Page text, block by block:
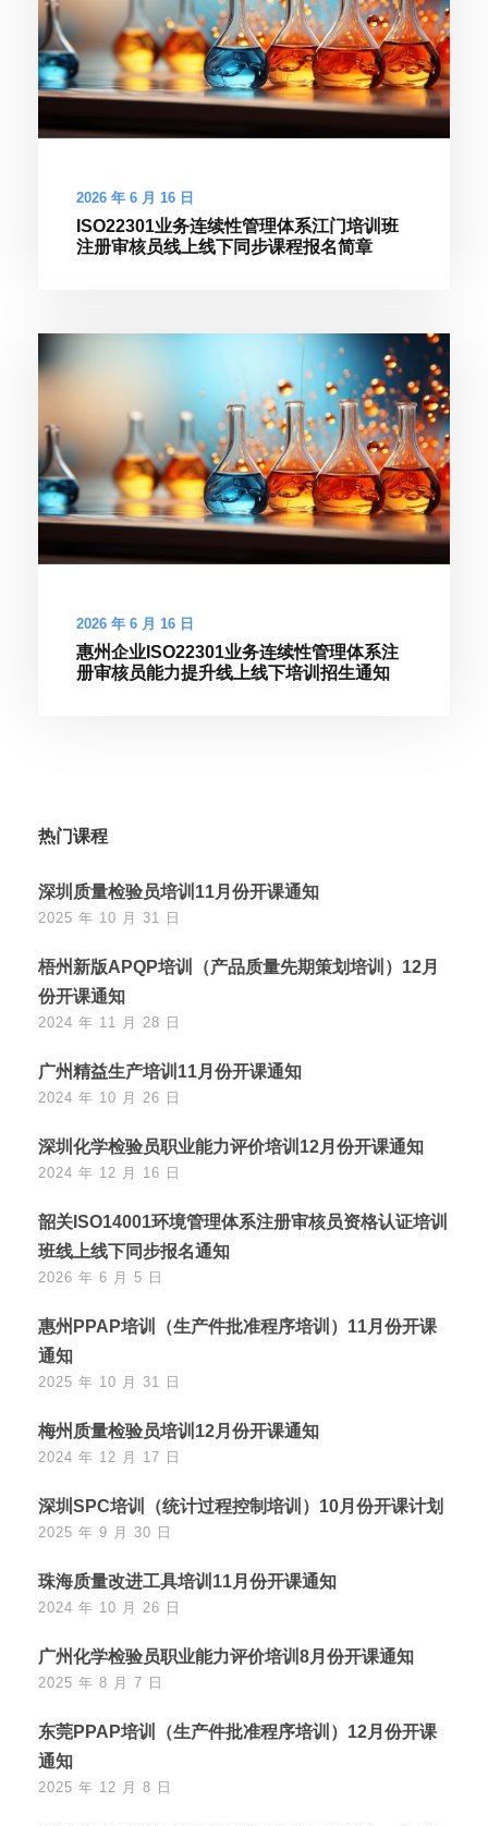
2026 年 6 月 16 日
ISO22301业务连续性管理体系江门培训班
注册审核员线上线下同步课程报名简章
2026 年 6 月 16 日
惠州企业ISO22301业务连续性管理体系注
册审核员能力提升线上线下培训招生通知
热门课程
深圳质量检验员培训11月份开课通知
2025 年 10 月 31 日
梧州新版APQP培训（产品质量先期策划培训）12月
份开课通知
2024 年 11 月 28 日
广州精益生产培训11月份开课通知
2024 年 10 月 26 日
深圳化学检验员职业能力评价培训12月份开课通知
2024 年 12 月 16 日
韶关ISO14001环境管理体系注册审核员资格认证培训
班线上线下同步报名通知
2026 年 6 月 5 日
惠州PPAP培训（生产件批准程序培训）11月份开课
通知
2025 年 10 月 31 日
梅州质量检验员培训12月份开课通知
2024 年 12 月 17 日
深圳SPC培训（统计过程控制培训）10月份开课计划
2025 年 9 月 30 日
珠海质量改进工具培训11月份开课通知
2024 年 10 月 26 日
广州化学检验员职业能力评价培训8月份开课通知
2025 年 8 月 7 日
东莞PPAP培训（生产件批准程序培训）12月份开课
通知
2025 年 12 月 8 日